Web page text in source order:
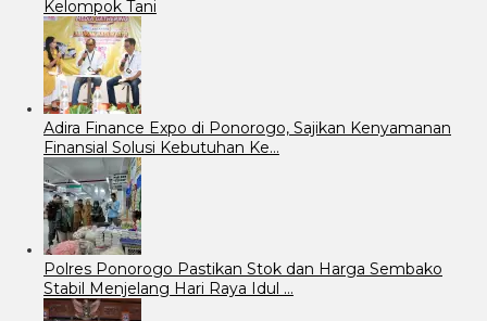
Kelompok Tani
Adira Finance Expo di Ponorogo, Sajikan Kenyamanan
Finansial Solusi Kebutuhan Ke…
Polres Ponorogo Pastikan Stok dan Harga Sembako
Stabil Menjelang Hari Raya Idul …